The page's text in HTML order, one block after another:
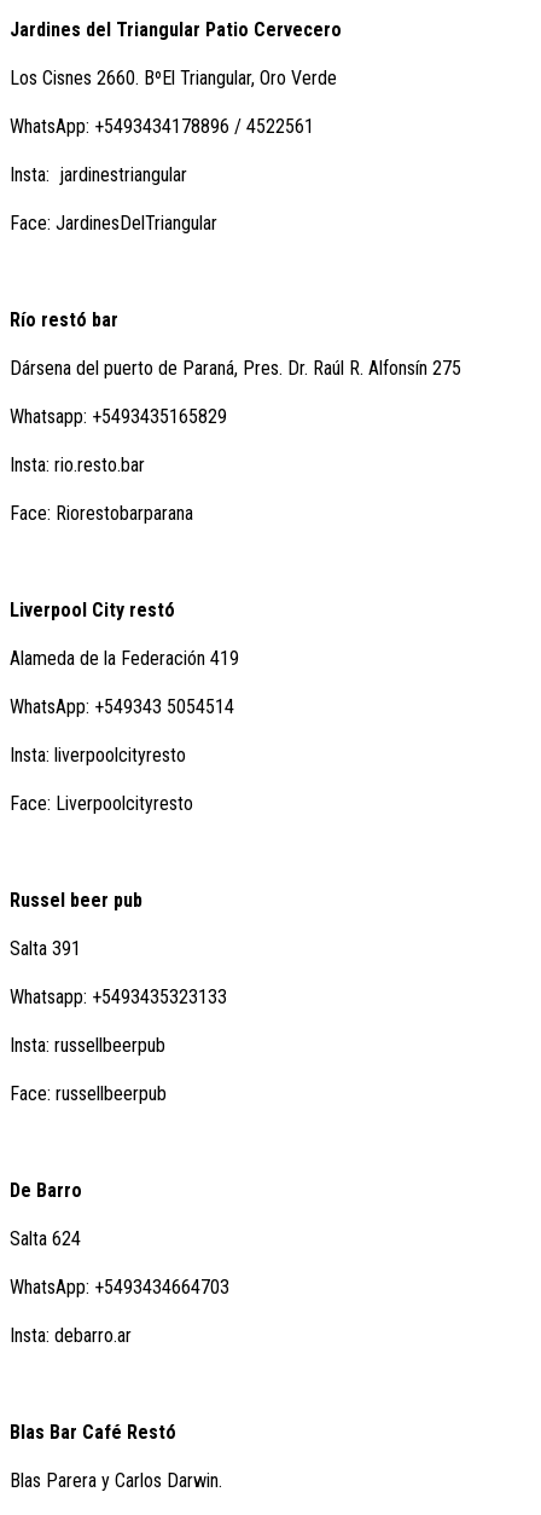
Jardines del Triangular Patio Cervecero
Los Cisnes 2660. BºEl Triangular, Oro Verde
WhatsApp: +5493434178896 / 4522561
Insta: jardinestriangular
Face: JardinesDelTriangular
Río restó bar
Dársena del puerto de Paraná, Pres. Dr. Raúl R. Alfonsín 275
Whatsapp: +5493435165829
Insta: rio.resto.bar
Face: Riorestobarparana
Liverpool City restó
Alameda de la Federación 419
WhatsApp: +549343 5054514
Insta: liverpoolcityresto
Face: Liverpoolcityresto
Russel beer pub
Salta 391
Whatsapp: +5493435323133
Insta: russellbeerpub
Face: russellbeerpub
De Barro
Salta 624
WhatsApp: +5493434664703
Insta: debarro.ar
Blas Bar Café Restó
Blas Parera y Carlos Darwin.